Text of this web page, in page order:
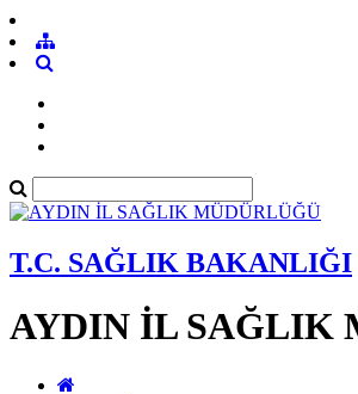
T.C. SAĞLIK BAKANLIĞI
AYDIN İL SAĞLIK